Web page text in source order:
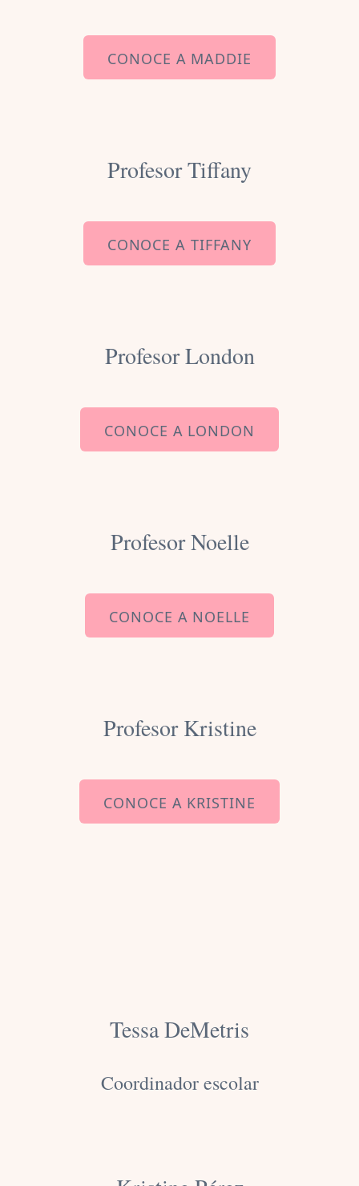
CONOCE A MADDIE
Profesor Tiffany
CONOCE A TIFFANY
Profesor London
CONOCE A LONDON
Profesor Noelle
CONOCE A NOELLE
Profesor Kristine
CONOCE A KRISTINE
Tessa DeMetris
Coordinador escolar